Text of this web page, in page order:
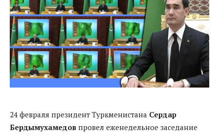
24 февраля президент Туркменистана Сердар
Бердымухамедов провел еженедельное заседание